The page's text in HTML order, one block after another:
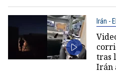
Irán -
tras
Irán